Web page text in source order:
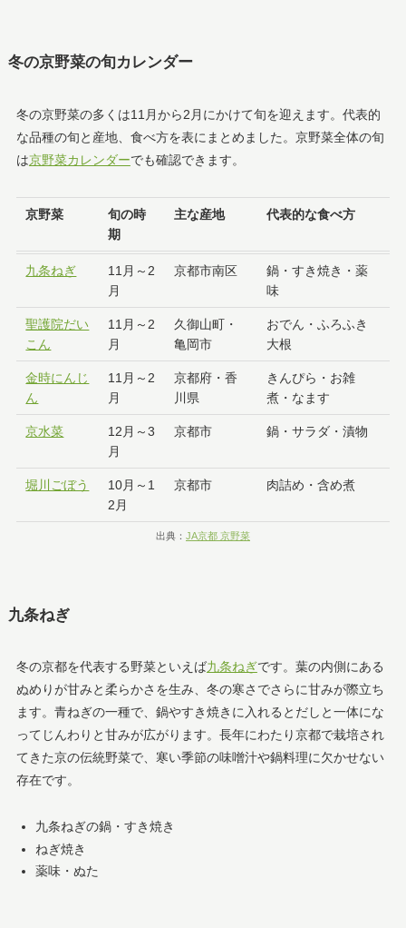
冬の京野菜の旬カレンダー
冬の京野菜の多くは11月から2月にかけて旬を迎えます。代表的
な品種の旬と産地、食べ方を表にまとめました。京野菜全体の旬
は京野菜カレンダーでも確認できます。
京野菜
旬の時
期
主な産地 代表的な食べ方
九条ねぎ
11月～2
月
京都市南区
鍋・すき焼き・薬
味
聖護院だい
こん
11月～2
月
久御山町・
亀岡市
おでん・ふろふき
大根
金時にんじ
ん
11月～2
月
京都府・香
川県
きんぴら・お雑
煮・なます
京水菜
12月～3
月
京都市 鍋・サラダ・漬物
堀川ごぼう
10月～1
2月
京都市 肉詰め・含め煮
出典： JA京都 京野菜
九条ねぎ
冬の京都を代表する野菜といえば九条ねぎです。葉の内側にある
ぬめりが甘みと柔らかさを生み、冬の寒さでさらに甘みが際立ち
ます。青ねぎの一種で、鍋やすき焼きに入れるとだしと一体にな
ってじんわりと甘みが広がります。長年にわたり京都で栽培され
てきた京の伝統野菜で、寒い季節の味噌汁や鍋料理に欠かせない
存在です。
九条ねぎの鍋・すき焼き
ねぎ焼き
薬味・ぬた